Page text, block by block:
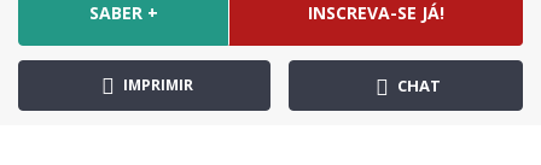
SABER + INSCREVA-SE JÁ!
IMPRIMIR CHAT